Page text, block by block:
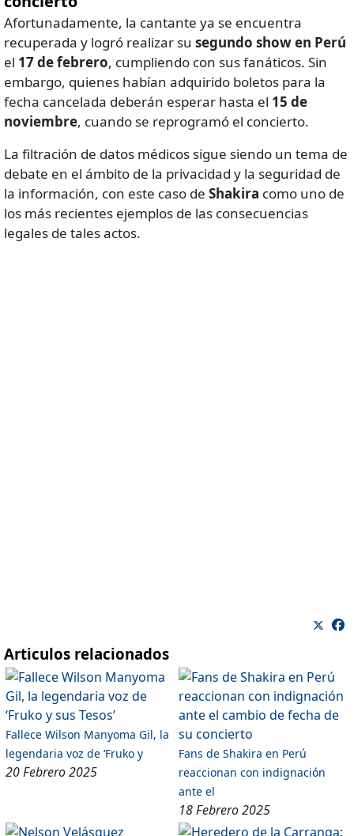
Afortunadamente, la cantante ya se encuentra
recuperada y logró realizar su segundo show en Perú
el 17 de febrero, cumpliendo con sus fanáticos. Sin
embargo, quienes habían adquirido boletos para la
fecha cancelada deberán esperar hasta el 15 de
noviembre, cuando se reprogramó el concierto.
La filtración de datos médicos sigue siendo un tema de
debate en el ámbito de la privacidad y la seguridad de
la información, con este caso de Shakira como uno de
los más recientes ejemplos de las consecuencias
legales de tales actos.
Articulos relacionados
Fallece Wilson Manyoma Gil, la
legendaria voz de ‘Fruko y
20 Febrero 2025
Fans de Shakira en Perú
reaccionan con indignación
ante el
18 Febrero 2025